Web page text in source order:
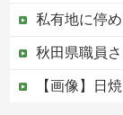
私有地に停めていた自家用車に
秋田県職員さん、
【画像】日焼